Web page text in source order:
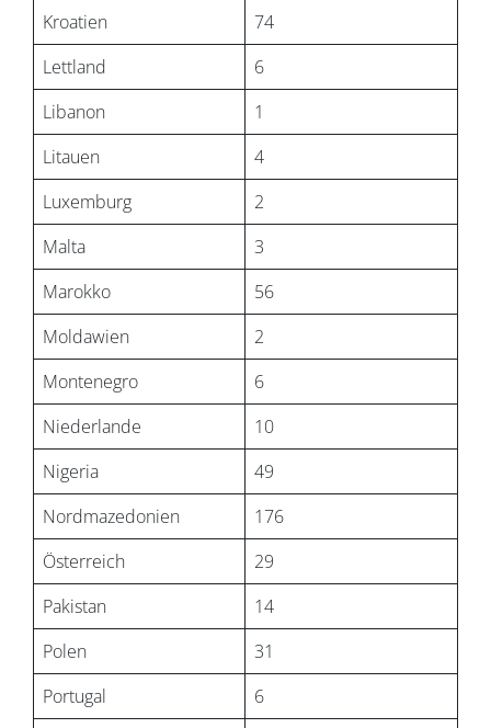
Kroatien
74
Lettland
6
Libanon
1
Litauen
4
Luxemburg
2
Malta
3
Marokko
56
Moldawien
2
Montenegro
6
Niederlande
10
Nigeria
49
Nordmazedonien
176
Österreich
29
Pakistan
14
Polen
31
Portugal
6